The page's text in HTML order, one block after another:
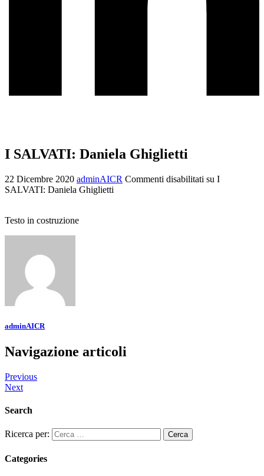
I SALVATI: Daniela Ghiglietti
22 Dicembre 2020 adminAICR Commenti disabilitati su I
SALVATI: Daniela Ghiglietti
Testo in costruzione
adminAICR
Navigazione articoli
Previous
Next
Search
Ricerca per:
Categories